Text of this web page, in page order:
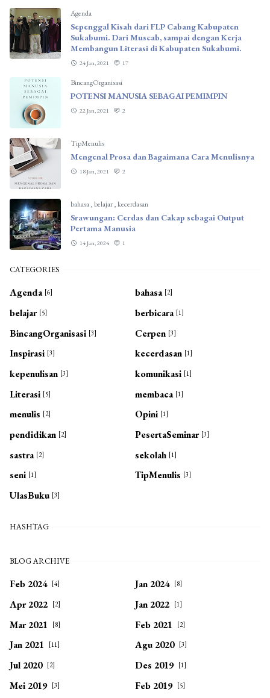
Agenda
Sepenggal Kisah dari FLP Cabang Kabupaten
Sukabumi. Dari Muscab, sampai dengan Kerja
Membangun Literasi di Kabupaten Sukabumi.
24 Jan, 2021 17
BincangOrganisasi
POTENSI MANUSIA SEBAGAI PEMIMPIN
22 Jan, 2021 2
TipMenulis
Mengenal Prosa dan Bagaimana Cara Menulisnya
18 Jan, 2021 2
bahasa,belajar,kecerdasan
Srawungan: Cerdas dan Cakap sebagai Output
Pertama Manusia
14 Jan, 2024 1
CATEGORIES
Agenda [6] bahasa [2]
belajar [5] berbicara [1]
BincangOrganisasi [3] Cerpen [3]
Inspirasi [3] kecerdasan [1]
kepenulisan [3] komunikasi [1]
Literasi [5] membaca [1]
menulis [2] Opini [1]
pendidikan [2] PesertaSeminar [3]
sastra [2] sekolah [1]
seni [1] TipMenulis [3]
UlasBuku [3]
HASHTAG
BLOG ARCHIVE
Feb 2024 [4] Jan 2024 [8]
Apr 2022 [2] Jan 2022 [1]
Mar 2021 [8] Feb 2021 [2]
Jan 2021 [11] Agu 2020 [3]
Jul 2020 [2] Des 2019 [1]
Mei 2019 [3] Feb 2019 [5]